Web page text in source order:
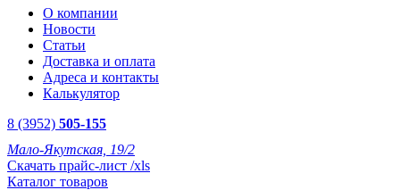
О компании
Новости
Статьи
Доставка и оплата
Адреса и контакты
Калькулятор
8 (3952) 505-155
Мало-Якутская, 19/2
Скачать прайс-лист /xls
Каталог товаров